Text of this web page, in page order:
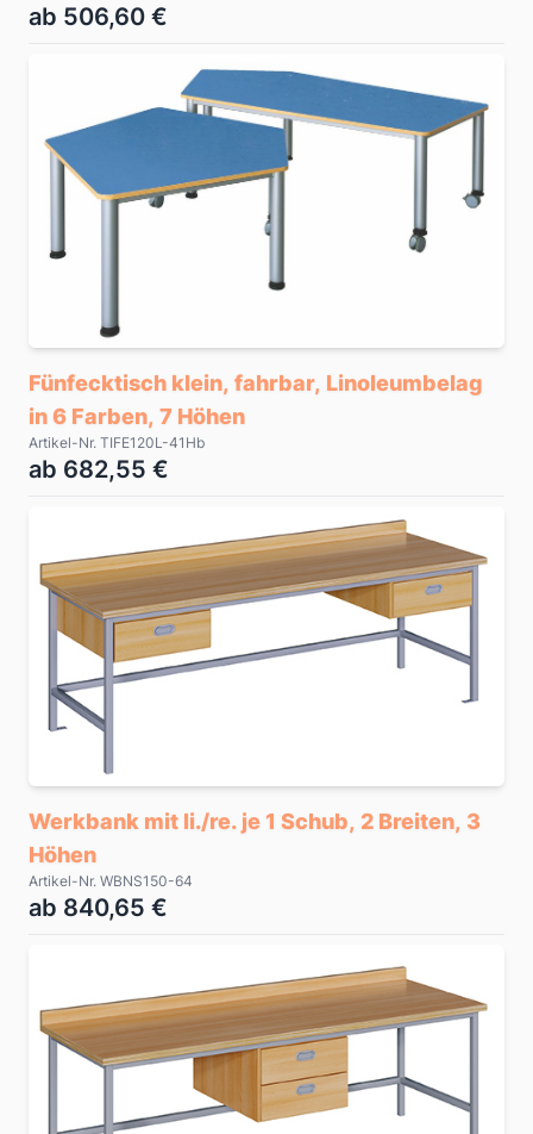
ab 506,60 €
Fünfecktisch klein, fahrbar, Linoleumbelag
in 6 Farben, 7 Höhen
Artikel-Nr. TIFE120L-41Hb
ab 682,55 €
Werkbank mit li./re. je 1 Schub, 2 Breiten, 3
Höhen
Artikel-Nr. WBNS150-64
ab 840,65 €